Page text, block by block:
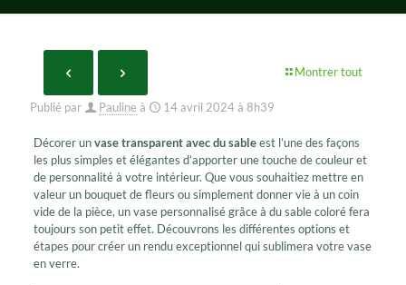
Montrer tout
Publié par Pauline à 14 avril 2024 à 8h39
Décorer unvase transparent avec du sableest l’une des façons
les plus simples et élégantes d’apporter une touche de couleur et
de personnalité à votre intérieur. Que vous souhaitiez mettre en
valeur un bouquet de fleurs ou simplement donner vie à un coin
vide de la pièce, un vase personnalisé grâce à du sable coloré fera
toujours son petit effet. Découvrons les différentes options et
étapes pour créer un rendu exceptionnel qui sublimera votre vase
en verre.